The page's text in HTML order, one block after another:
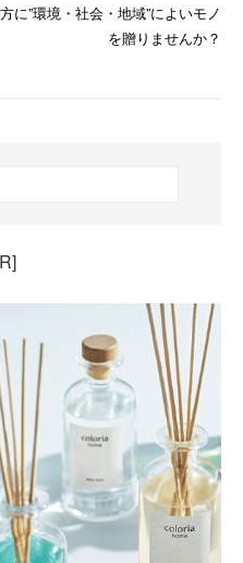
に”環境・社会・地域”によいモノ
を贈りませんか？